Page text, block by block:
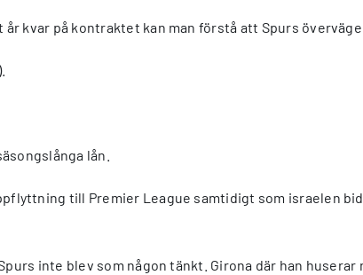
kvar på kontraktet kan man förstå att Spurs
lån.
till Premier League samtidigt som israelen
inte blev som någon tänkt. Girona där han huserar